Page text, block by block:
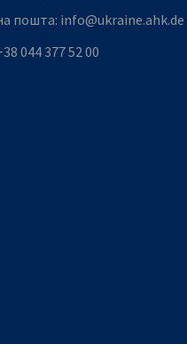
пошта: info@ukraine.ahk.de
044 377 52 00